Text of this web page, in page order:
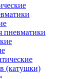
пневматики
(катушки)